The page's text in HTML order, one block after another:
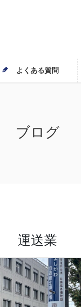
よくある質問
ブログ
運送業